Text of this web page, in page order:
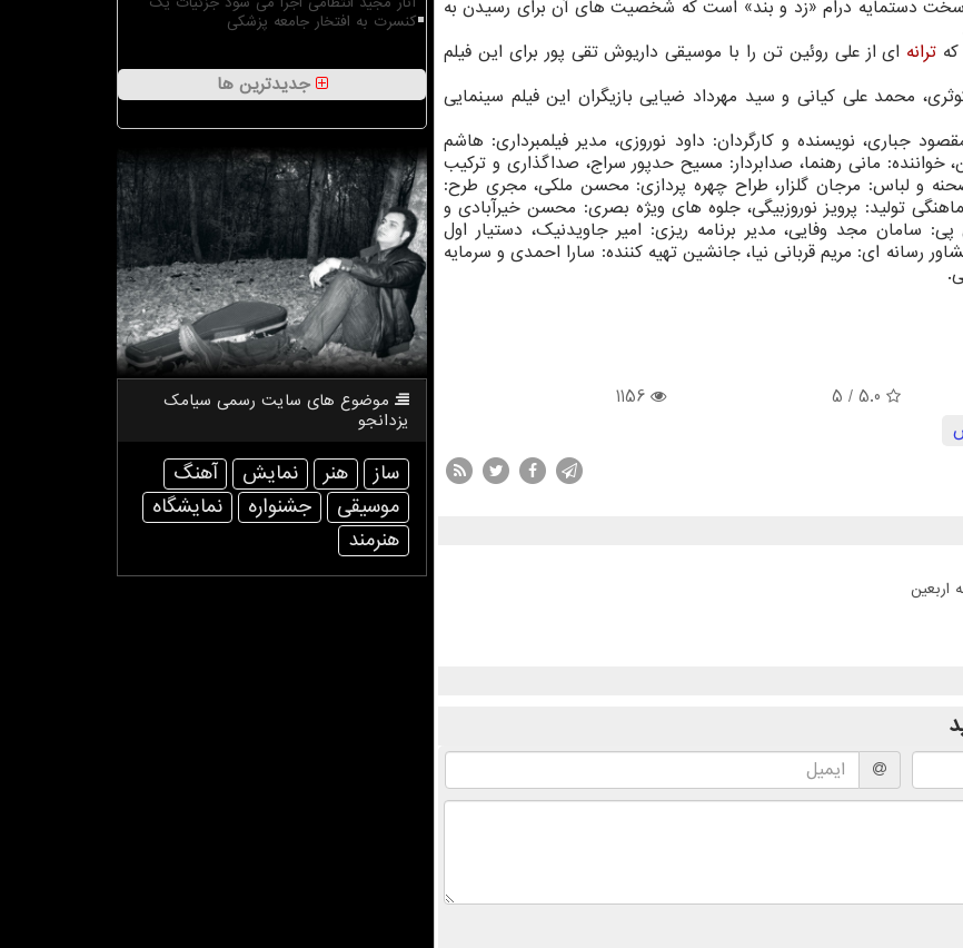
دستمایه درام «زد و بند» است که شخصیت های آن برای رسیدن به
ترانه ای از علی روئین تن را با موسیقی داریوش تقی پور برای این فیلم
محمد علی کیانی و سید مهرداد ضیایی بازیگران این فیلم سینمایی
جباری، نویسنده و کارگردان: داود نوروزی، مدیر فیلمبرداری: هاشم
خواننده: مانی رهنما، صدابردار: مسیح حدپور سراج، صداگذاری و ترکیب
و لباس: مرجان گلزار، طراح چهره پردازی: محسن ملکی، مجری طرح:
تولید: پرویز نوروزبیگی، جلوه های ویژه بصری: محسن خیرآبادی و
سامان مجد وفایی، مدیر برنامه ریزی: امیر جاویدنیک، دستیار اول
رسانه ای: مریم قربانی نیا، جانشین تهیه کننده: سارا احمدی و سرمایه
5.0
/ 5
1156
اربعین
کنسرت به افتخار جامعه پزشکی
جدیدترین ها
موضوع های سایت رسمی سیامك
یزدانجو
ساز هنر نمایش
آهنگ
موسیقی
جشنواره
نمایشگاه
هنرمند